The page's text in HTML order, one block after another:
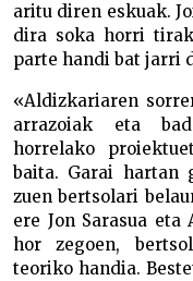
aritu diren eskuak.
dira soka horri
parte handi bat jarri
«Aldizkariaren
arrazoiak eta
horrelako
baita. Garai hartan
zuen bertsolari
ere Jon Sarasua eta
hor zegoen,
teoriko handia.